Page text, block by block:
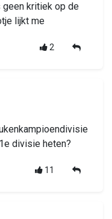
geen kritiek op de
lijkt me
2
divisie heten?
11